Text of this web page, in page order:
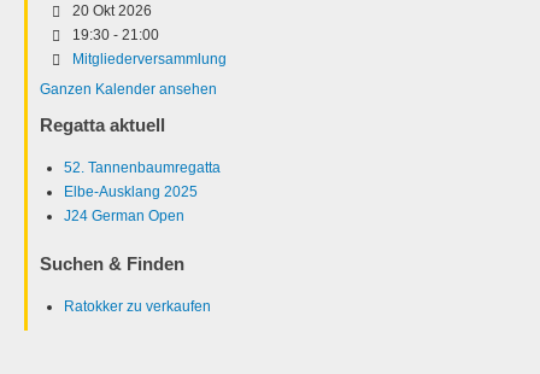
20 Okt 2026
19:30 - 21:00
Mitgliederversammlung
Ganzen Kalender ansehen
Regatta aktuell
52. Tannenbaumregatta
Elbe-Ausklang 2025
J24 German Open
Suchen & Finden
Ratokker zu verkaufen